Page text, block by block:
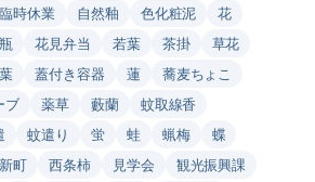
臨時休業 自然釉 色化粧泥
花
花見弁当 若葉 茶掛
草花
葉 蓋付き容器 蓮
蕎麦ちょこ
ブ 薬草 藪蘭
蚊取線香
蚊遣り 蛍 蛙 蝋梅
蝶
町 西条柿 見学会
観光振興課